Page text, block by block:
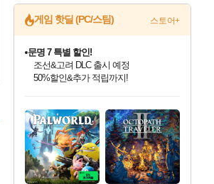
게임 핫딜 (PC/스팀) 스토어+
최대 90% 할인가를 만나보세요!
네이버혜택과 함께 만나보세요!
문명 7 특별 할인!
조선&고려 DLC 출시 예정
50%할인&추가 적립까지!
네이버 포인트 혜택까지!
이니&베니 혜택까지!
네이버 혜택가와 함께 예약하세요!
할인&네이버혜택으로 만나보세요!
네이버페이 혜택과 만나보세요!
40주년 프로모션으로 만나보세요!
할인가에 만나보세요!
일부 에디션 상시 할인!
혜택으로 예약 판매 중
편안하게 충전하세요